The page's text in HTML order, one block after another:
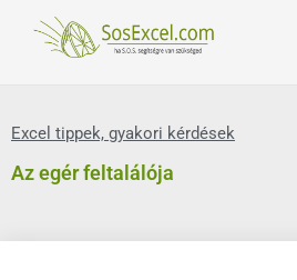
Excel tippek, gyakori kérdések
Az egér feltalálója